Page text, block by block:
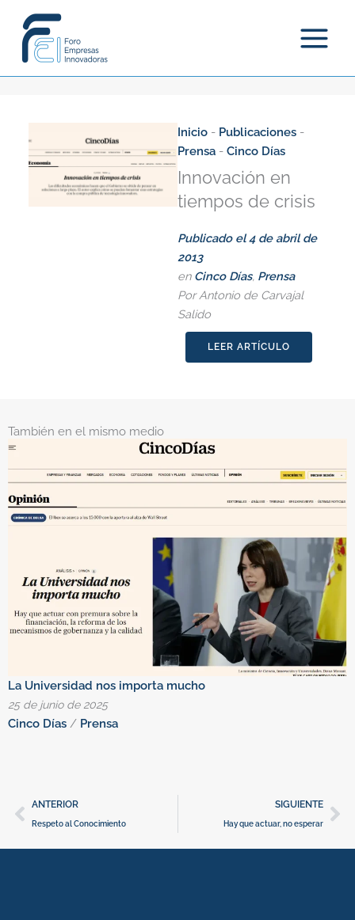
contenido
Inicio - Publicaciones -
Prensa - Cinco Días
Innovación en
tiempos de crisis
Publicado el4 de abril de
2013
en Cinco Días, Prensa
Por Antonio de Carvajal
Salido
LEER ARTÍCULO
También en el mismo medio
La Universidad nos importa mucho
25 de junio de 2025
Cinco Días / Prensa
Ant
ANTERIOR
Respeto al Conocimiento
SIGUIENTE
Hay que actuar, no esperar